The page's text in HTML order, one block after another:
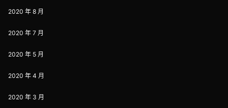
2020 年 8 月
2020 年 7 月
2020 年 5 月
2020 年 4 月
2020 年 3 月